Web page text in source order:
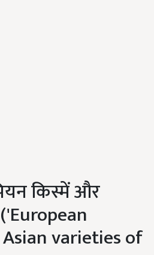
किस्में और
varieties of